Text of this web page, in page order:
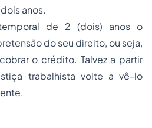
anos.
de 2 (dois) anos o
do seu direito, ou seja,
o crédito. Talvez a partir
trabalhista volte a vê-lo